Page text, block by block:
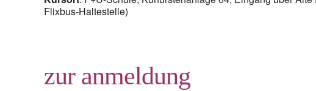
Flixbus-Haltestelle)
zur anmeldung